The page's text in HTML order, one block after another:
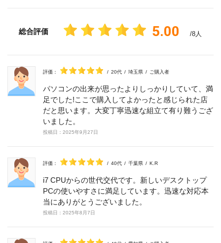
総合評価 5.00 /8人
評価： / 20代 / 埼玉県 / ご購入者
パソコンの出来が思ったよりしっかりしていて、満
足でした!ここで購入してよかったと感じられた店
だと思います。大変丁寧迅速な組立て有り難うござ
いました。
投稿日：2025年9月27日
評価： / 40代 / 千葉県 / K.R
i7 CPUからの世代交代です。新しいデスクトップ
PCの使いやすさに満足しています。迅速な対応本
当にありがとうございました。
投稿日：2025年8月7日